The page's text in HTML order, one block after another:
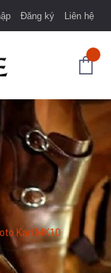
Đăng ký Liên hệ
Karl MK10